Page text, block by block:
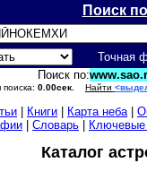
Поиск
Точная
Поиск по:
0.00сек. Найти
Книги Карта неба|
Словарь Ключевые
Каталог